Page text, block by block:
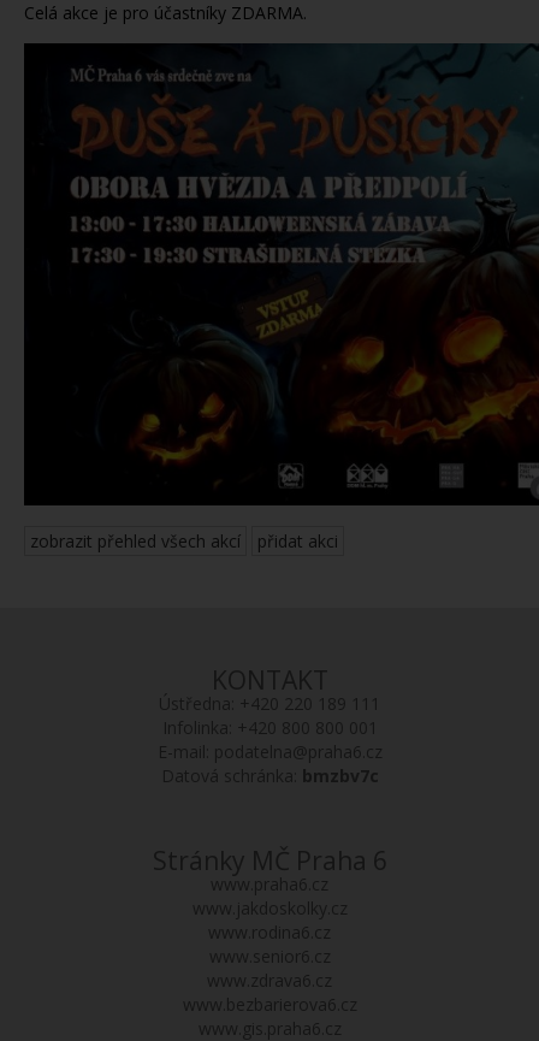
Celá akce je pro účastníky ZDARMA.
zobrazit přehled všech akcí přidat akci
KONTAKT
Ústředna: +420 220 189 111
Infolinka: +420 800 800 001
E-mail: podatelna@praha6.cz
Datová schránka: bmzbv7c
Stránky MČ Praha 6
www.praha6.cz
www.jakdoskolky.cz
www.rodina6.cz
www.senior6.cz
www.zdrava6.cz
www.bezbarierova6.cz
www.gis.praha6.cz